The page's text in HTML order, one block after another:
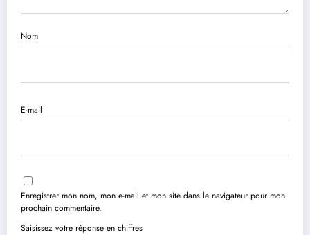
Nom
E-mail
Enregistrer mon nom, mon e-mail et mon site dans le navigateur pour mon
prochain commentaire.
Saisissez votre réponse en chiffres